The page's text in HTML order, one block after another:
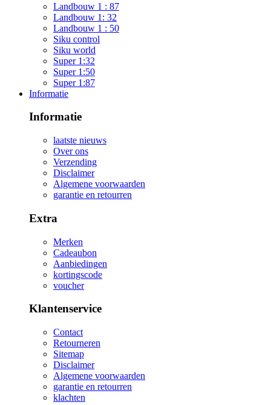
Landbouw 1 : 87
Landbouw 1: 32
Landbouw 1 : 50
Siku control
Siku world
Super 1:32
Super 1:50
Super 1:87
Informatie
Informatie
laatste nieuws
Over ons
Verzending
Disclaimer
Algemene voorwaarden
garantie en retourren
Extra
Merken
Cadeaubon
Aanbiedingen
kortingscode
voucher
Klantenservice
Contact
Retourneren
Sitemap
Disclaimer
Algemene voorwaarden
garantie en retourren
klachten